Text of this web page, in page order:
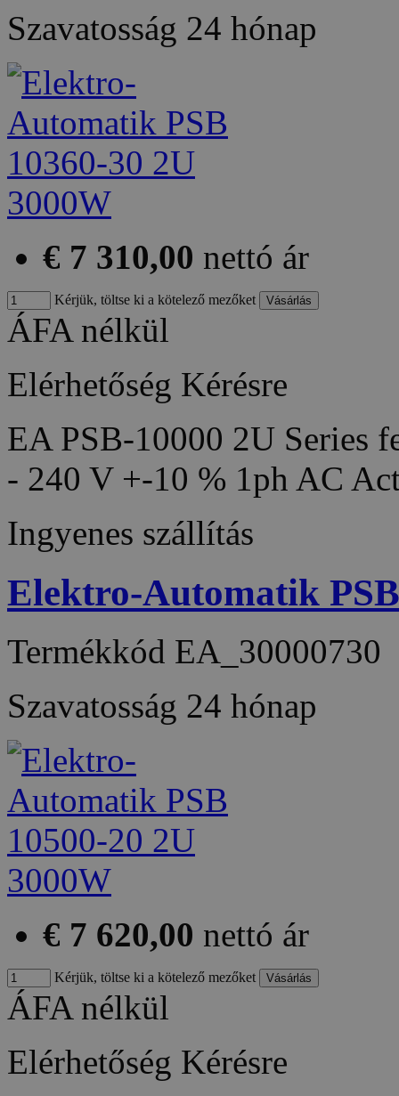
Szavatosság 24 hónap
€ 7 310,00 nettó ár
Kérjük, töltse ki a kötelező mezőket
ÁFA nélkül
Elérhetőség Kérésre
EA PSB-10000 2U Series
- 240 V +-10 % 1ph AC
Ingyenes szállítás
Elektro-Automatik
Termékkód EA_30000730
Szavatosság 24 hónap
€ 7 620,00 nettó ár
Kérjük, töltse ki a kötelező mezőket
ÁFA nélkül
Elérhetőség Kérésre